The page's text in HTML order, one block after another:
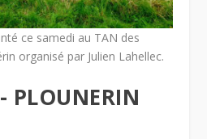
ce samedi au TAN des
organisé par Julien Lahellec.
PLOUNERIN